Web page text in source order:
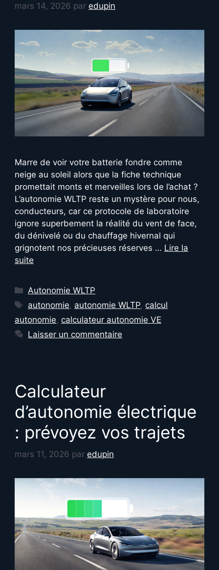
mars 14, 2026 par edupin
Marre de voir votre batterie fondre comme
neige au soleil alors que la fiche technique
promettait monts et merveilles lors de l’achat ?
L’autonomie WLTP reste un mystère pour nous,
conducteurs, car ce protocole de laboratoire
ignore superbement la réalité du vent de face,
du dénivelé ou du chauffage hivernal qui
grignotent nos précieuses réserves … Lire la
suite
Catégories
Autonomie WLTP
Étiquettes
autonomie, autonomie WLTP,calcul
autonomie, calculateur autonomie VE
Laisser un commentaire
Calculateur
d’autonomie électrique
: prévoyez vos trajets
mars 11, 2026 par edupin